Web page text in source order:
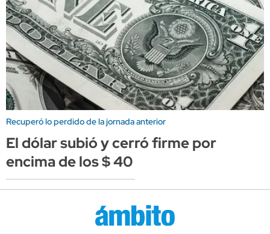
Recuperó lo perdido de la jornada anterior
El dólar subió y cerró firme por
encima de los $ 40